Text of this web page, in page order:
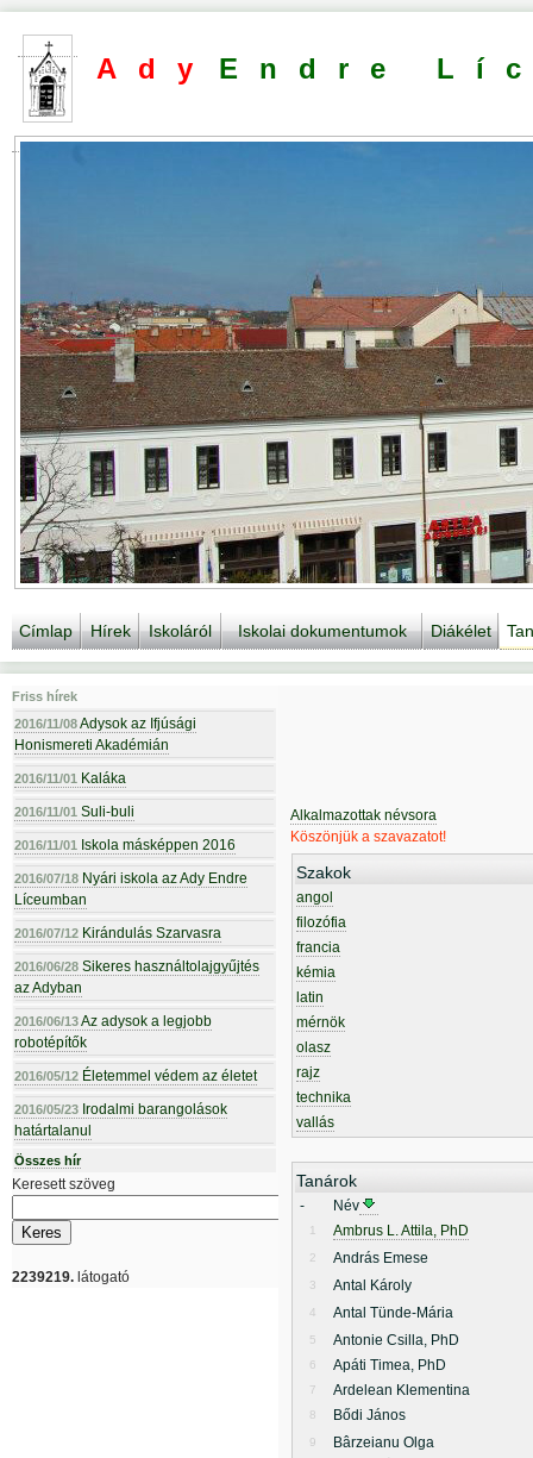
Ady Endre
Címlap Hírek Iskoláról Iskolai dokumentumok Diákélet
Friss hírek
2016/11/08Adysok az Ifjúsági
Honismereti Akadémián
2016/11/01 Kaláka
2016/11/01 Suli-buli
2016/11/01 Iskola másképpen 2016
2016/07/18 Nyári iskola az Ady Endre
Líceumban
2016/07/12 Kirándulás Szarvasra
2016/06/28 Sikeres használtolajgyűjtés
az Adyban
2016/06/13Az adysok a legjobb
robotépítők
2016/05/12 Életemmel védem az életet
2016/05/23 Irodalmi barangolások
határtalanul
Összes hír
Keresett szöveg
2239219. látogató
Alkalmazottak névsora
Köszönjük a szavazatot!
Szakok
angol
filozófia
francia
kémia
latin
mérnök
olasz
rajz
technika
vallás
Tanárok
- Név
1 Ambrus L. Attila, PhD
2 András Emese
3 Antal Károly
4 Antal Tünde-Mária
5 Antonie Csilla, PhD
6 Apáti Timea, PhD
7 Ardelean Klementina
8 Bődi János
9 Bârzeianu Olga